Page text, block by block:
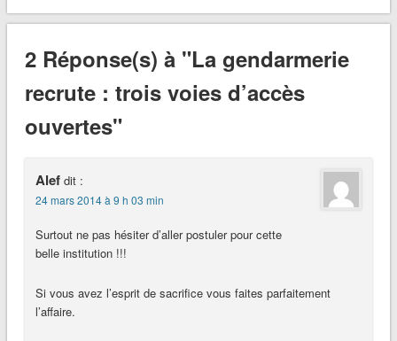
2 Réponse(s) à "La gendarmerie
recrute : trois voies d’accès
ouvertes"
Alef dit :
24 mars 2014 à 9 h 03 min
Surtout ne pas hésiter d’aller postuler pour cette
belle institution !!!
Si vous avez l’esprit de sacrifice vous faites parfaitement
l’affaire.